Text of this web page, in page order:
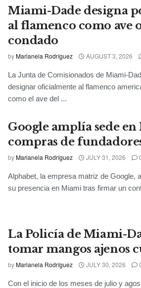
Miami-Dade designa
al flamenco como ave
condado
byMarianela Rodríguez AUGUST 3, 2026
La Junta de Comisionados de Miami-
designar oficialmente al flamenco
como el ave del ...
Google amplía sede
compras de
byMarianela Rodríguez JULY 31, 2026
Alphabet, la empresa matriz de Google,
su presencia en Miami tras firmar un
La Policía de Miami-
tomar mangos ajenos
byMarianela Rodríguez JULY 30, 2026
Con el inicio de los meses de julio y